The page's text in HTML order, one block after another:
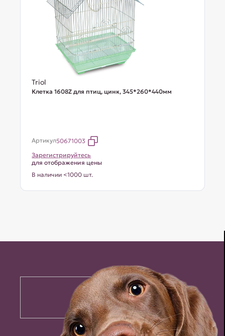
Triol
Клетка 1608Z для птиц, цинк, 345*260*440мм
Артикул50671003
Зарегистрируйтесь
для отображения цены
В наличии <1000 шт.